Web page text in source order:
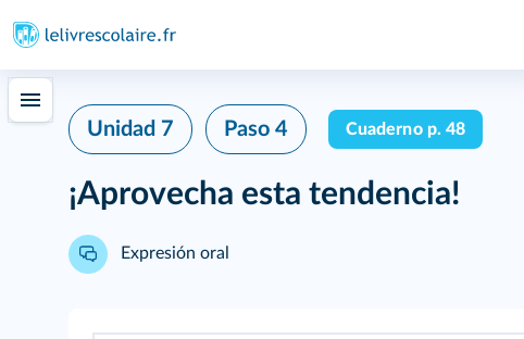
Unidad 7 Paso 4 Cuaderno p. 48
¡Aprovecha esta tendencia!
Expresión oral